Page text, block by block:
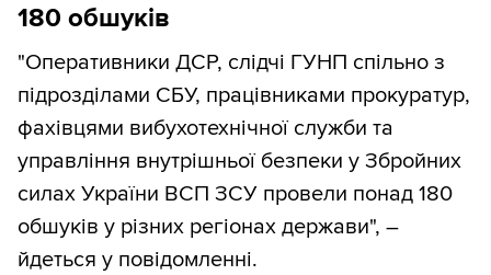
180 обшуків
"Оперативники ДСР, слідчі ГУНП спільно з
підрозділами СБУ, працівниками прокуратур,
фахівцями вибухотехнічної служби та
управління внутрішньої безпеки у Збройних
силах України ВСП ЗСУ провели понад 180
обшуків у різних регіонах держави", –
йдеться у повідомленні.